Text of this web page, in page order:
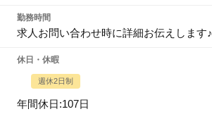
勤務時間
求人お問い合わせ時に詳細お伝えします♪
休日・休暇
週休2日制
年間休日:107日